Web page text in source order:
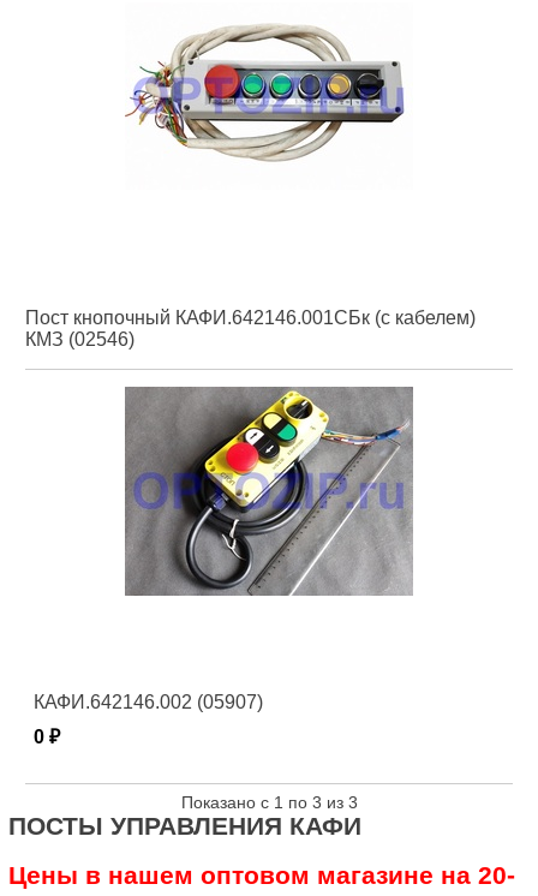
Пост кнопочный КАФИ.642146.001СБк (с кабелем)
КМЗ (02546)
КАФИ.642146.002 (05907)
0 ₽
Показано с 1 по 3 из 3
ПОСТЫ УПРАВЛЕНИЯ КАФИ
Цены в нашем оптовом магазине на 20-